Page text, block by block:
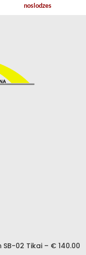
noslodzes
02 Tikai – € 140.00